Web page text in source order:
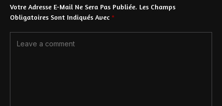
Votre Adresse E-Mail Ne Sera Pas Publiée. Les Champs
Obligatoires Sont Indiqués Avec *